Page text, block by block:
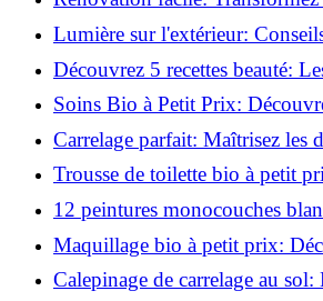
parquet irrégulier en un clin
Lumière sur l'extérieur:
concevoir et installer votre
Découvrez 5 recettes beauté:
vera pour votre peau!
Soins Bio à Petit Prix:
Chouchouter Pour Moins de
Carrelage parfait: Maîtrisez les
facilement!
Trousse de toilette bio à petit
pour moins de 25€!
12 peintures monocouches
Découvrez les meilleures offres!
Maquillage bio à petit prix:
s'équiper pour moins de 50€!
Calepinage de carrelage au sol: